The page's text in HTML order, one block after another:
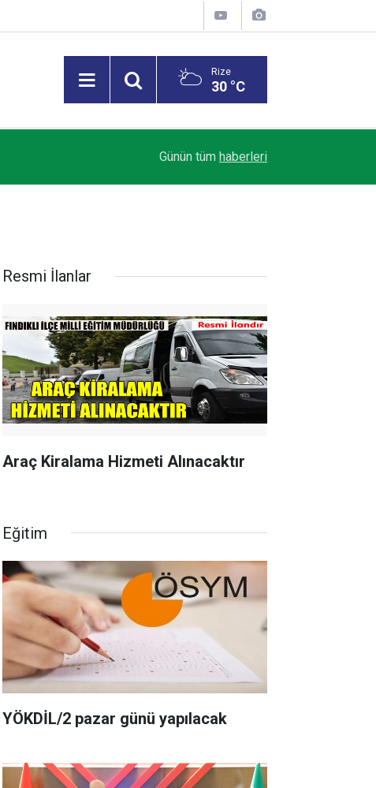
Rize
30 °C
Çaykur Rizespor, Zeqiri Transferini Duyurdu
Günün tüm haberleri
Resmi İlanlar
Araç Kiralama Hizmeti Alınacaktır
Eğitim
YÖKDİL/2 pazar günü yapılacak